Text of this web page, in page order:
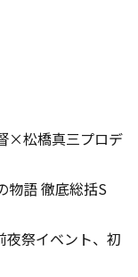
×松橋真三プロデ
物語 徹底総括S
夜祭イベント、初